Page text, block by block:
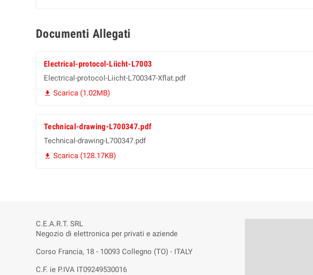
Documenti Allegati
Electrical-protocol-Liicht-L7003
Electrical-protocol-Liicht-L700347-Xflat.pdf
 Scarica (1.02MB)
Technical-drawing-L700347.pdf
Technical-drawing-L700347.pdf
 Scarica (128.17KB)
C.E.A.R.T. SRL
Negozio di elettronica per privati e aziende
Corso Francia, 18 - 10093 Collegno (TO) - ITALY
C.F. ie P.IVA IT09249530016